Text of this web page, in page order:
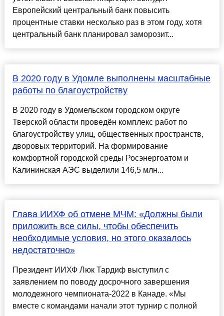
Европейский центральный банк повысить
процентные ставки несколько раз в этом году, хотя
центральный банк планировал заморозит...
В 2020 году в Удомле выполнены масштабные
работы по благоустройству
В 2020 году в Удомельском городском округе
Тверской области проведён комплекс работ по
благоустройству улиц, общественных пространств,
дворовых территорий. На формирование
комфортной городской среды Росэнергоатом и
Калининская АЭС выделили 146,5 млн...
Глава ИИХФ об отмене МЧМ: «Должны были
приложить все силы, чтобы обеспечить
необходимые условия, но этого оказалось
недостаточно»
Президент ИИХФ Люк Тардиф выступил с
заявлением по поводу досрочного завершения
молодежного чемпионата-2022 в Канаде. «Мы
вместе с командами начали этот турнир с полной